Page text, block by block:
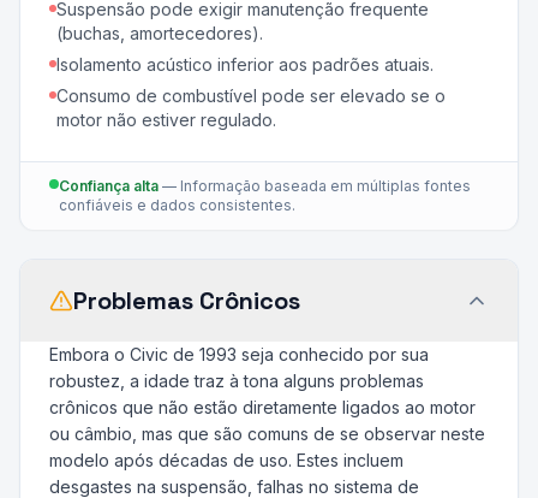
Suspensão pode exigir manutenção frequente
(buchas, amortecedores).
Isolamento acústico inferior aos padrões atuais.
Consumo de combustível pode ser elevado se o
motor não estiver regulado.
Confiança alta — Informação baseada em múltiplas fontes
confiáveis e dados consistentes.
Problemas Crônicos
Embora o Civic de 1993 seja conhecido por sua
robustez, a idade traz à tona alguns problemas
crônicos que não estão diretamente ligados ao motor
ou câmbio, mas que são comuns de se observar neste
modelo após décadas de uso. Estes incluem
desgastes na suspensão, falhas no sistema de